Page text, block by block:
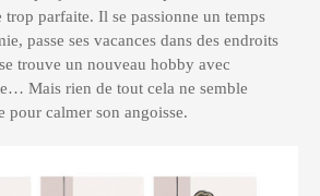
trop parfaite. Il se passionne un temps
passe ses vacances dans des endroits
trouve un nouveau hobby avec
Mais rien de tout cela ne semble
pour calmer son angoisse.